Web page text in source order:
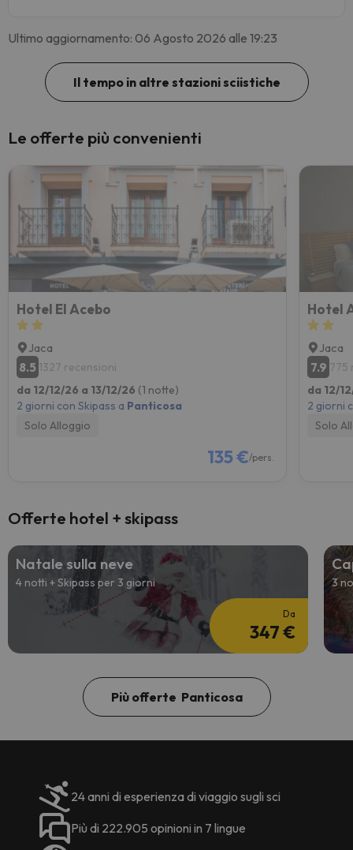
Ultimo aggiornamento: 06 Agosto 2026 alle 19:23
Il tempo in altre stazioni sciistiche
Le offerte più convenienti
Hotel El Acebo
Jaca
8.5 1327 recensioni
da 12/12/26 a 13/12/26 (1 notte)
2 giorni con Skipass a Panticosa
Solo Alloggio
135 €/pers.
Hotel
Jaca
7.9 775
da 12/
2 giorni
Solo
Offerte hotel + skipass
Natale sulla neve
4 notti + Skipass per 3 giorni
Da
347 €
3
Più offerte Panticosa
24 anni di esperienza di viaggio sugli sci
Più di 222.905 opinioni in 7 lingue